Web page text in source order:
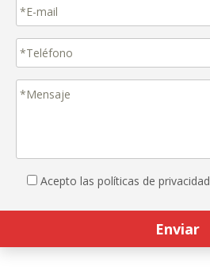
Acepto las políticas de privacidad